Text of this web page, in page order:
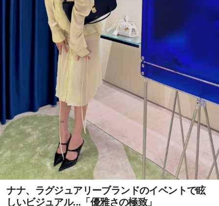
ナナ、ラグジュアリーブランドのイベントで眩
しいビジュアル...「優雅さの極致」